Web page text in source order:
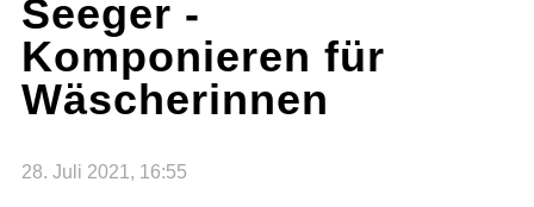
Seeger -
Komponieren für
Wäscherinnen
28. Juli 2021, 16:55